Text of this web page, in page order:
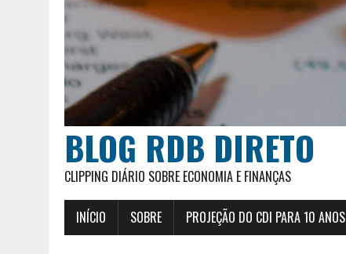
BLOG RDB DIRETO
CLIPPING DIÁRIO SOBRE ECONOMIA E FINANÇAS
INÍCIO SOBRE PROJEÇÃO DO CDI PARA 10 ANOS